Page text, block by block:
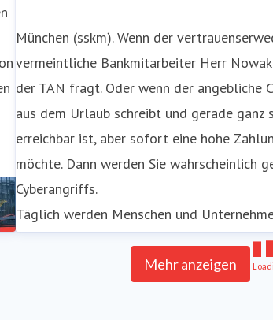
München (sskm). Wenn der
vermeintliche Bankmitarbeiter Herr
der TAN fragt. Oder wenn der angebliche
aus dem Urlaub schreibt und gerade ganz
erreichbar ist, aber sofort eine hohe
möchte. Dann werden Sie wahrscheinlich
Cyberangriffs.
Täglich werden Menschen und
Mehr anzeigen